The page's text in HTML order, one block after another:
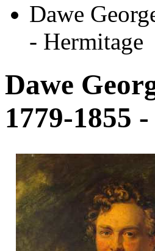
Dawe
- Hermitage
Dawe
1779-1855